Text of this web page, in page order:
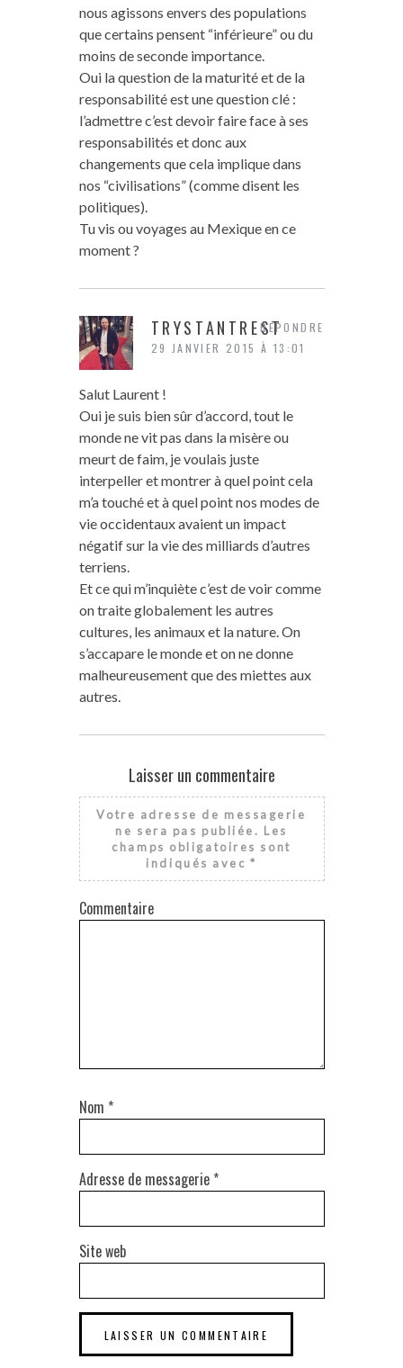
nous agissons envers des populations
que certains pensent “inférieure” ou du
moins de seconde importance.
Oui la question de la maturité et de la
responsabilité est une question clé :
l’admettre c’est devoir faire face à ses
responsabilités et donc aux
changements que cela implique dans
nos “civilisations” (comme disent les
politiques).
Tu vis ou voyages au Mexique en ce
moment ?
TRYSTANTREST
29 JANVIER 2015 À 13:01
Salut Laurent !
Oui je suis bien sûr d’accord, tout le
monde ne vit pas dans la misère ou
meurt de faim, je voulais juste
interpeller et montrer à quel point cela
m’a touché et à quel point nos modes de
vie occidentaux avaient un impact
négatif sur la vie des milliards d’autres
terriens.
Et ce qui m’inquiète c’est de voir comme
on traite globalement les autres
cultures, les animaux et la nature. On
s’accapare le monde et on ne donne
malheureusement que des miettes aux
autres.
RÉPONDRE
Laisser un commentaire
Votre adresse de messagerie
ne sera pas publiée. Les
champs obligatoires sont
indiqués avec*
Commentaire
Nom *
Adresse de messagerie *
Site web